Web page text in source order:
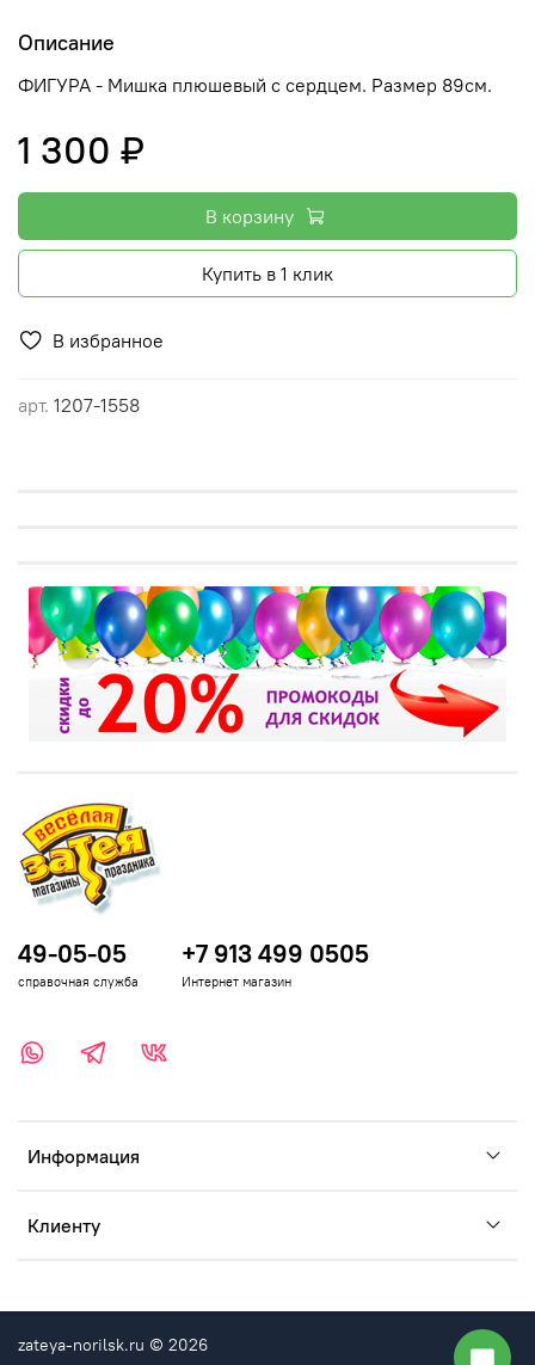
В избранное
арт. 1207-1558
Описание
ФИГУРА - Мишка плюшевый с сердцем. Размер 89см.
1 300 ₽
В корзину
Купить в 1 клик
Информация
Клиенту
49-05-05
справочная служба
+7 913 499 0505
Интернет магазин
zateya-norilsk.ru © 2026